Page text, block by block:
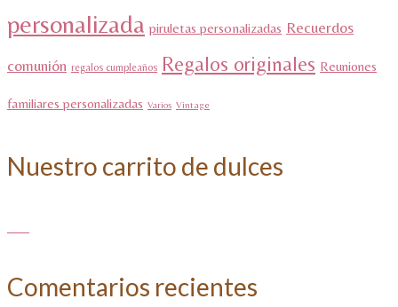
personalizada piruletas personalizadas Recuerdos
comunión regalos cumpleaños Regalos originales Reuniones
familiares personalizadas Varios Vintage
Nuestro carrito de dulces
Comentarios recientes